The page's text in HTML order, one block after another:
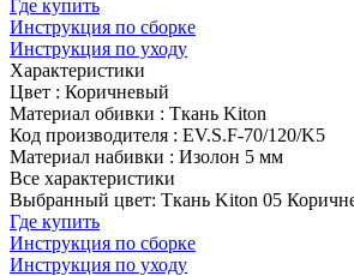
Где купить
Инструкция по сборке
Инструкция по уходу
Характеристики
Цвет : Коричневый
Материал обивки : Ткань Kiton
Код производителя : EV.S.F-70/120/K5
Материал набивки : Изолон 5 мм
Все характеристики
Выбранный цвет: Ткань Kiton 05
Где купить
Инструкция по сборке
Инструкция по уходу